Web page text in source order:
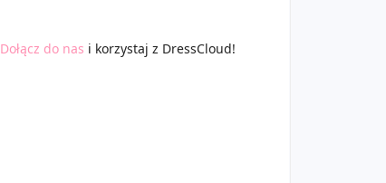
Dołącz do nas i korzystaj z DressCloud!